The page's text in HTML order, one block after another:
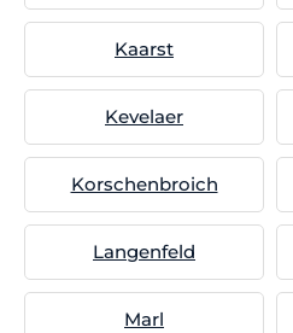
Kaarst
Kevelaer
Korschenbroich
Langenfeld
Marl